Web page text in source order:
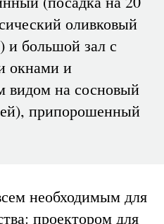
оливковый
и большой зал с
окнами и
видом на сосновый
припорошенный
необходимым для
проектором для